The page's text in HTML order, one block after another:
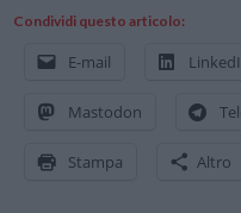
Condividi questo articolo:
E-mail
Mastodon
Stampa Altro